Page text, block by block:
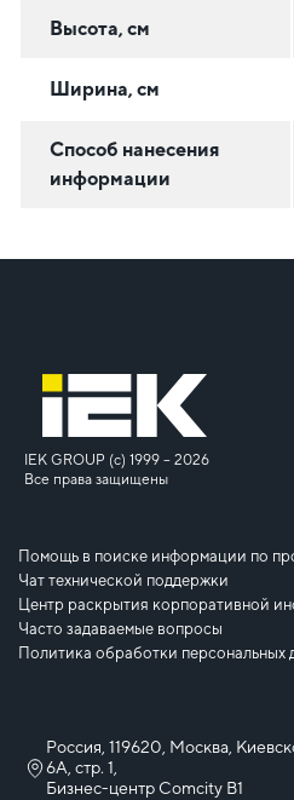
Высота, см
Ширина, см
Способ нанесения
информации
IEK GROUP (c) 1999 – 2026
Все права защищены
Помощь в поиске информации по
Чат технической поддержки
Центр раскрытия корпоративной
Часто задаваемые вопросы
Политика обработки персональных
Россия, 119620, Москва,
6А, стр. 1,
Бизнес-центр Comcity B1